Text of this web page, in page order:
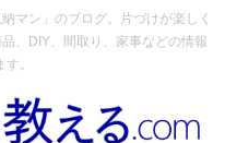
マン」のブログ。片づけが楽しく
、DIY、間取り、家事などの情報
。